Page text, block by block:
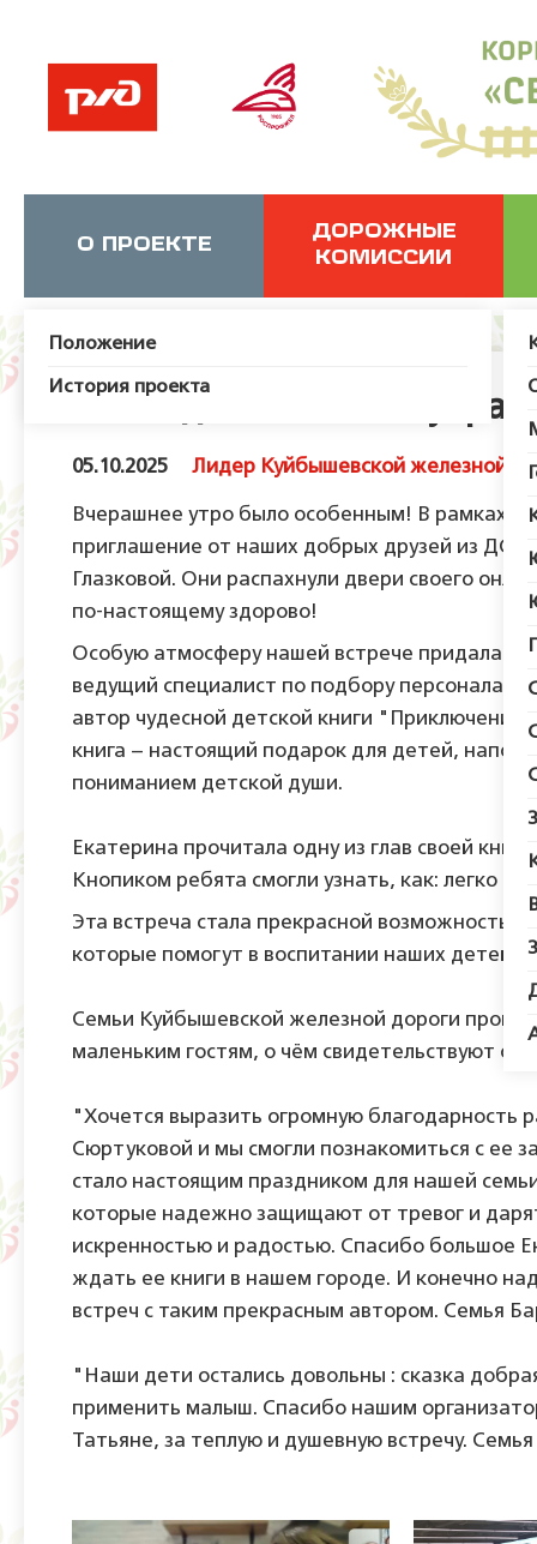
О ПРОЕКТЕ
Положение
История проекта
ДОРОЖНЫЕ
КОМИССИИ
Кто ходит в гости по
05.10.2025 Лидер Куйбышевской железной
Вчерашнее утро было особенным! В рамках
приглашение от наших добрых друзей из
Глазковой. Они распахнули двери своего
по-настоящему здорово!
Особую атмосферу нашей встрече придала
ведущий специалист по подбору персонала
автор чудесной детской книги
книга – настоящий подарок для детей,
пониманием детской души.
Екатерина прочитала одну из глав своей
Кнопиком ребята смогли узнать, как: легко и
Эта встреча стала прекрасной возможностью
которые помогут в воспитании наших детей.
Семьи Куйбышевской железной дороги
маленьким гостям, о чём свидетельствуют
"Хочется выразить огромную
Сюртуковой и мы смогли познакомиться с ее
стало настоящим праздником для нашей
которые надежно защищают от тревог и
искренностью и радостью. Спасибо большое
ждать ее книги в нашем городе. И конечно
встреч с таким прекрасным автором. Семья
"Наши дети остались довольны : сказка
применить малыш. Спасибо нашим
Татьяне, за теплую и душевную встречу.